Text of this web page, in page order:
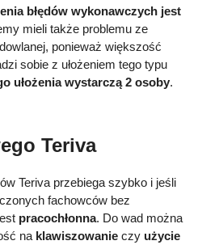
błędów wykonawczych jest
mieli także problemu ze
ponieważ większość
sobie z ułożeniem tego typu
ułożenia wystarczą 2 osoby.
Teriva
Teriva przebiega szybko i jeśli
fachowców bez
pracochłonna. Do wad można
na klawiszowanieczy użycie